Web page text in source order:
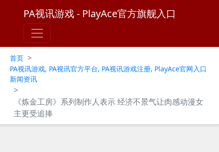
PA视讯游戏 - PlayAce官方旗舰入口
首页 >
PA视讯游戏, PA视讯官方平台, PA视讯游戏注册, PlayAce官网入口
新闻资讯
>
《炼金工房》系列制作人表示 经济不景气让肉感动漫女
主更受追捧